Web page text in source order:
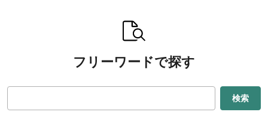
フリーワードで探す
検索